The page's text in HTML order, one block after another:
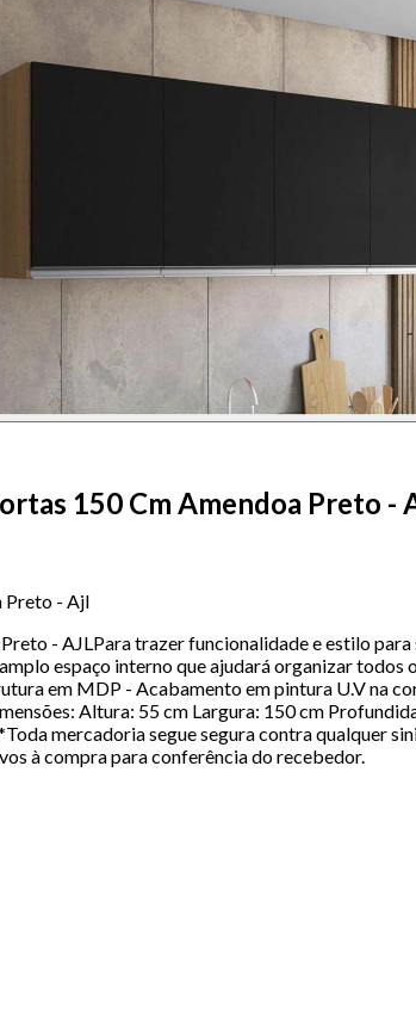
150 Cm Amendoa Preto -
Preto - Ajl
- AJLPara trazer funcionalidade e estilo
espaço interno que ajudará organizar
em MDP - Acabamento em pintura U.V na
Altura: 55 cm Largura: 150 cm
mercadoria segue segura contra qualquer
à compra para conferência do recebedor.